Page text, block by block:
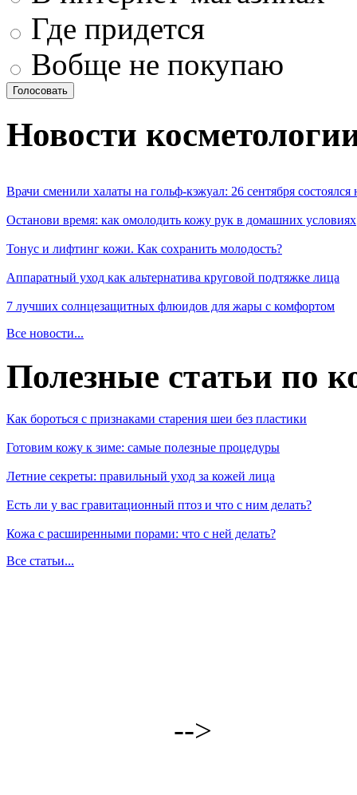
Где придется
Вобще не покупаю
Новости
Врачи сменили халаты на гольф-кэжуал: 26 сентября
Останови время: как омолодить кожу рук в домашних условиях
Тонус и лифтинг кожи. Как сохранить молодость?
Аппаратный уход как альтернатива круговой подтяжке лица
7 лучших солнцезащитных флюидов для жары с комфортом
Все новости...
Полезные статьи по
Как бороться с признаками старения шеи без пластики
Готовим кожу к зиме: самые полезные процедуры
Летние секреты: правильный уход за кожей лица
Есть ли у вас гравитационный птоз и что с ним делать?
Кожа с расширенными порами: что с ней делать?
Все статьи...
-->